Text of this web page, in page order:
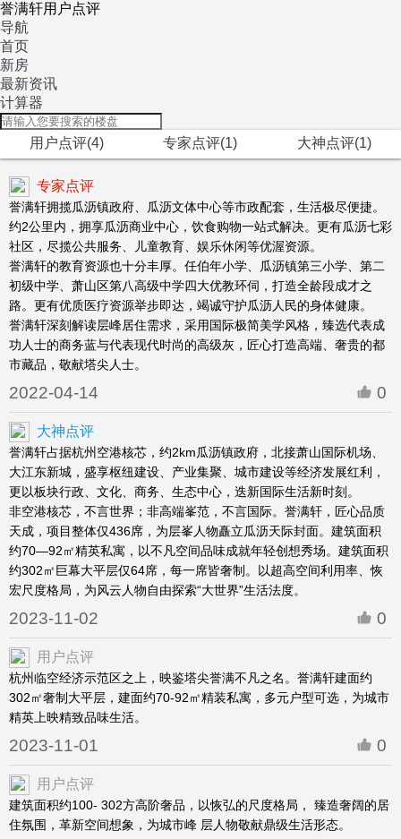
誉满轩用户点评
导航
首页
新房
最新资讯
计算器
用户点评(4) 专家点评(1) 大神点评(1)
专家点评
誉满轩拥揽瓜沥镇政府、瓜沥文体中心等市政配套，生活极尽便捷。
约2公里内，拥享瓜沥商业中心，饮食购物一站式解决。更有瓜沥七彩
社区，尽揽公共服务、儿童教育、娱乐休闲等优渥资源。
誉满轩的教育资源也十分丰厚。任伯年小学、瓜沥镇第三小学、第二
初级中学、萧山区第八高级中学四大优教环伺，打造全龄段成才之
路。更有优质医疗资源举步即达，竭诚守护瓜沥人民的身体健康。
誉满轩深刻解读层峰居住需求，采用国际极简美学风格，臻选代表成
功人士的商务蓝与代表现代时尚的高级灰，匠心打造高端、奢贵的都
市藏品，敬献塔尖人士。
2022-04-14 0
大神点评
誉满轩占据杭州空港核芯，约2km瓜沥镇政府，北接萧山国际机场、
大江东新城，盛享枢纽建设、产业集聚、城市建设等经济发展红利，
更以板块行政、文化、商务、生态中心，迭新国际生活新时刻。
非空港核芯，不言世界；非高端峯范，不言国际。誉满轩，匠心品质
天成，项目整体仅436席，为层峯人物矗立瓜沥天际封面。建筑面积
约70—92㎡精英私寓，以不凡空间品味成就年轻创想秀场。建筑面积
约302㎡巨幕大平层仅64席，每一席皆奢制。以超高空间利用率、恢
宏尺度格局，为风云人物自由探索“大世界”生活法度。
2023-11-02 0
用户点评
杭州临空经济示范区之上，映鉴塔尖誉满不凡之名。誉满轩建面约
302㎡奢制大平层，建面约70-92㎡精装私寓，多元户型可选，为城市
精英上映精致品味生活。
2023-11-01 0
用户点评
建筑面积约100- 302方高阶奢品，以恢弘的尺度格局， 臻造奢阔的居
住氛围，革新空间想象，为城市峰 层人物敬献鼎级生活形态。